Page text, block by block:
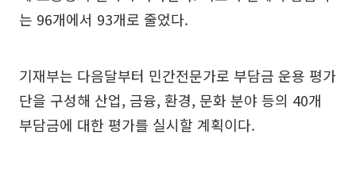
는 96개에서 93개로 줄었다.
기재부는 다음달부터 민간전문가로 부담금 운용 평가
단을 구성해 산업, 금융, 환경, 문화 분야 등의 40개
부담금에 대한 평가를 실시할 계획이다.